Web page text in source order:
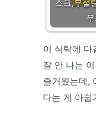
스크,무설
이 식탁에 다
잘 안 나는
즐거웠는데,
다는 게 아쉽